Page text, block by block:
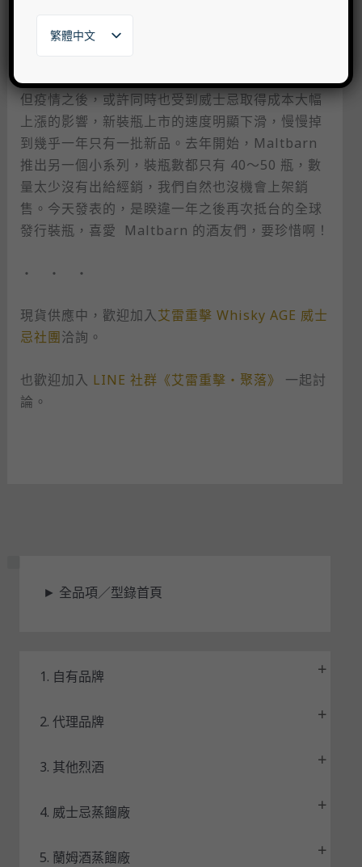
來，幾款好好喝的 Glenlossie、Glentaucher、
Blair Athol、Port Charlotte（我還可以一直列下
去），都讓人印象深刻。不僅好喝，而且耐喝。
但疫情之後，或許同時也受到威士忌取得成本大幅
上漲的影響，新裝瓶上市的速度明顯下滑，慢慢掉
到幾乎一年只有一批新品。去年開始，Maltbarn
推出另一個小系列，裝瓶數都只有 40～50 瓶，數
量太少沒有出給經銷，我們自然也沒機會上架銷
售。今天發表的，是睽違一年之後再次抵台的全球
發行裝瓶，喜愛 ​ Maltbarn 的酒友們，要珍惜啊！
・ ・ ・
現貨供應中，歡迎加入艾雷重擊 Whisky AGE 威士
忌社團洽詢。
也歡迎加入 LINE 社群《艾雷重擊・聚落》
一起討
論。
► 全品項／型錄首頁
1. 自有品牌
2. 代理品牌
3. 其他烈酒
4. 威士忌蒸餾廠
5. 蘭姆酒蒸餾廠
繁體中文
English
한국어